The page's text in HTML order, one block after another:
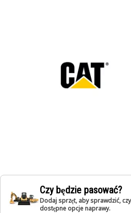
Czy będzie pasować?
Dodaj sprzęt, aby sprawdzić,
dostępne opcje naprawy.